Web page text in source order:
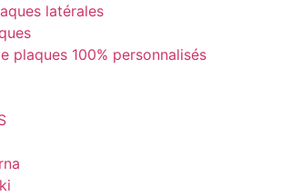
latérales
plaques 100% personnalisés